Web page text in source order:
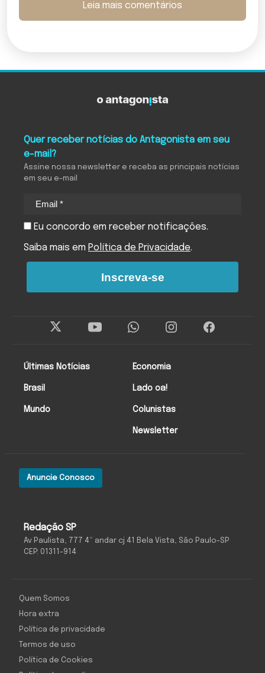
Leia mais comentários
Redação SP
Av Paulista, 777 4º andar cj 41 Bela Vista, São Paulo-SP
CEP: 01311-914
Anuncie Conosco
Últimas Notícias
Brasil
Mundo
Economia
Lado oa!
Colunistas
Newsletter
Quer receber notícias do Antagonista em seu
e-mail?
Assine nossa newsletter e receba as principais notícias
em seu e-mail
Eu concordo em receber notificações.
Saiba mais em Política de Privacidade.
Inscreva-se
Quem Somos
Hora extra
Política de privacidade
Termos de uso
Política de Cookies